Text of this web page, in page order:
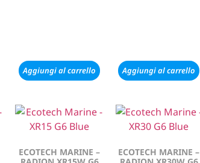
Aggiungi al carrello Aggiungi al carrello
ECOTECH MARINE –
ECOTECH MARINE –